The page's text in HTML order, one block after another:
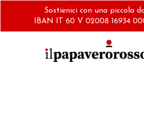
Sostienici con una piccola
IBAN IT 60 V 02008 16934